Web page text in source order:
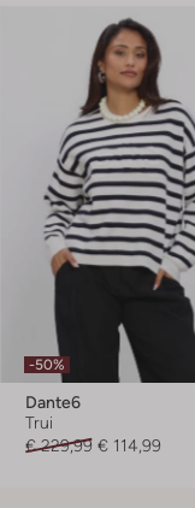
-50%
Dante6
Trui
€ 229,99 € 114,99